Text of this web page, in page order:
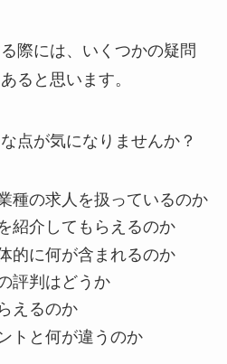
際には、いくつかの疑問
ると思います。
点が気になりませんか？
種の求人を扱っているのか
紹介してもらえるのか
的に何が含まれるのか
評判はどうか
えるのか
トと何が違うのか